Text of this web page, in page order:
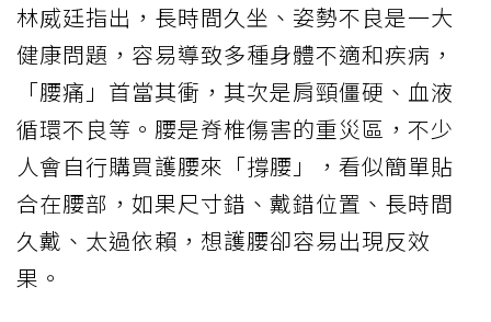
林威廷指出，長時間久坐、姿勢不良是一大
健康問題，容易導致多種身體不適和疾病，
「腰痛」首當其衝，其次是肩頸僵硬、血液
循環不良等。腰是脊椎傷害的重災區，不少
人會自行購買護腰來「撐腰」，看似簡單貼
合在腰部，如果尺寸錯、戴錯位置、長時間
久戴、太過依賴，想護腰卻容易出現反效
果。